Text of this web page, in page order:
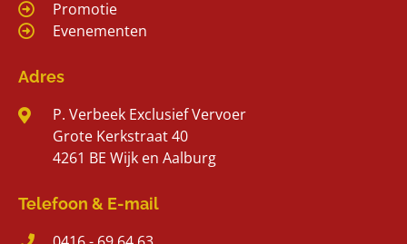
Promotie
Evenementen
Adres
P. Verbeek Exclusief Vervoer
Grote Kerkstraat 40
4261 BE Wijk en Aalburg
Telefoon & E-mail